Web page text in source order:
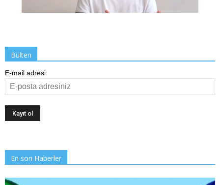
Bülten
E-mail adresi:
En son Haberler